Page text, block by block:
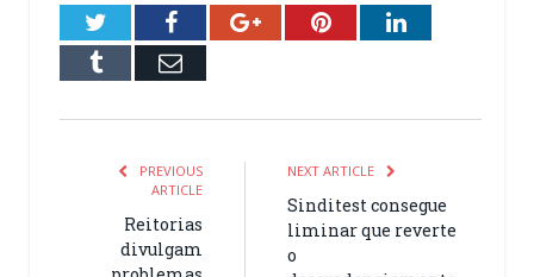
TwitterFacebookGoogle+PinterestLinkedIn
Tumblr Email
PREVIOUS
ARTICLE
Reitorias
divulgam
NEXT ARTICLE
Sinditest consegue
liminar que reverte
o